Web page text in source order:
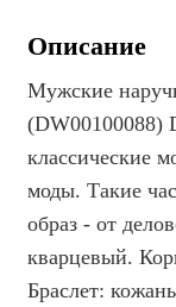
Описание
Мужские
(DW00100088)
классические
моды. Такие
образ - от
кварцевый.
Браслет: